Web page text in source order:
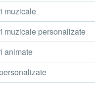
muzicale
muzicale personalizate
animate